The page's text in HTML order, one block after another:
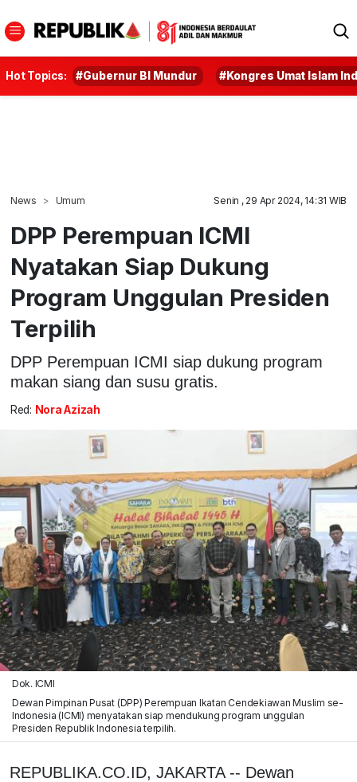
Hot Topics: #Gubernur BI Mundur #Kongres Umat Islam
News Umum Senin , 29 Apr 2024, 14:31 WIB
DPP Perempuan ICMI
Nyatakan Siap Dukung
Program Unggulan Presiden
Terpilih
DPP Perempuan ICMI siap dukung program
makan siang dan susu gratis.
Red: Nora Azizah
Dok. ICMI
Dewan Pimpinan Pusat (DPP) Perempuan Ikatan Cendekiawan Muslim se-
Indonesia (ICMI) menyatakan siap mendukung program unggulan
Presiden Republik Indonesia terpilih.
REPUBLIKA.CO.ID, JAKARTA -- Dewan